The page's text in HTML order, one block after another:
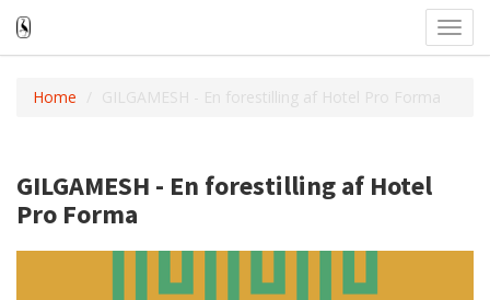
Home GILGAMESH - En forestilling af Hotel Pro Forma
GILGAMESH - En forestilling af Hotel
Pro Forma